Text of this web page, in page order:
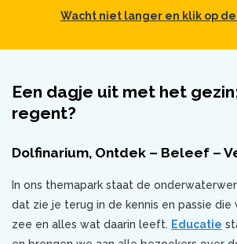
Wacht niet langer en klik op
Een dagje uit met het
regent?
Dolfinarium, Ontdek – Beleef –
In ons themapark staat de
dat zie je terug in de kennis en passie
zee en alles wat daarin leeft. Educatie